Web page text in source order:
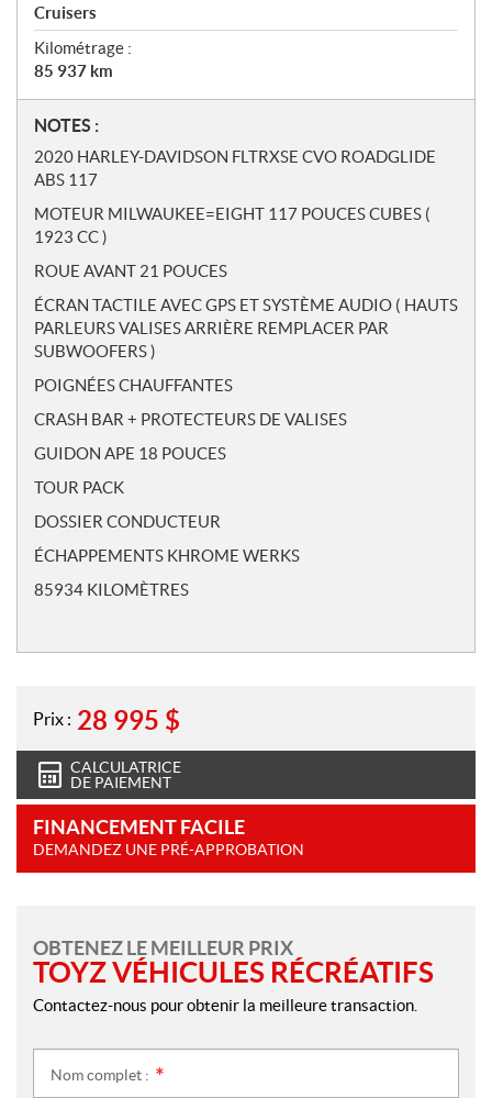
Cruisers
Kilométrage :
85 937 km
N
o
t
s
NOTES :
2020 HARLEY-DAVIDSON FLTRXSE CVO ROADGLIDE
ABS 117
MOTEUR MILWAUKEE=EIGHT 117 POUCES CUBES (
1923 CC )
ROUE AVANT 21 POUCES
ÉCRAN TACTILE AVEC GPS ET SYSTÈME AUDIO ( HAUTS
PARLEURS VALISES ARRIÈRE REMPLACER PAR
SUBWOOFERS )
POIGNÉES CHAUFFANTES
CRASH BAR + PROTECTEURS DE VALISES
GUIDON APE 18 POUCES
TOUR PACK
DOSSIER CONDUCTEUR
ÉCHAPPEMENTS KHROME WERKS
85934 KILOMÈTRES
Prix : 28 995 $
CALCULATRICE
DE PAIEMENT
FINANCEMENT FACILE
DEMANDEZ UNE PRÉ-APPROBATION
OBTENEZ LE MEILLEUR PRIX
TOYZ VÉHICULES RÉCRÉATIFS
Contactez-nous pour obtenir la meilleure transaction.
Nom complet :